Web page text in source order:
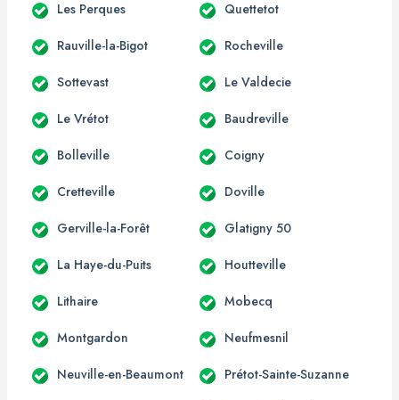
Les Perques Quettetot
Rauville-la-Bigot Rocheville
Sottevast Le Valdecie
Le Vrétot Baudreville
Bolleville Coigny
Cretteville Doville
Gerville-la-Forêt Glatigny 50
La Haye-du-Puits Houtteville
Lithaire Mobecq
Montgardon Neufmesnil
Neuville-en-Beaumont Prétot-Sainte-Suzanne